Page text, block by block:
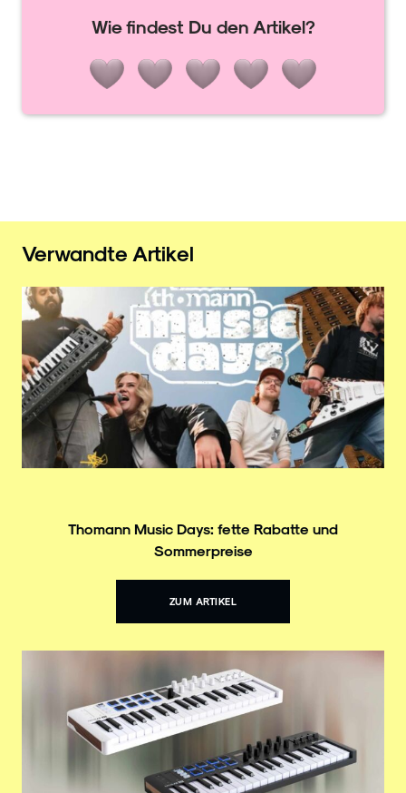
Wie findest Du den Artikel?
Verwandte Artikel
Thomann Music Days: fette Rabatte und
Sommerpreise
ZUM ARTIKEL